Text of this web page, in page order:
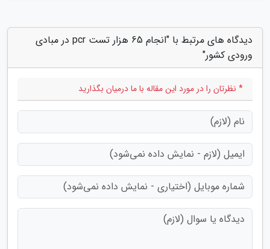
دیدگاه های مرتبط با "انجام 65 هزار تست pcr در مبادی
ورودی کشور"
* نظرتان را در مورد این مقاله با ما درمیان بگذارید